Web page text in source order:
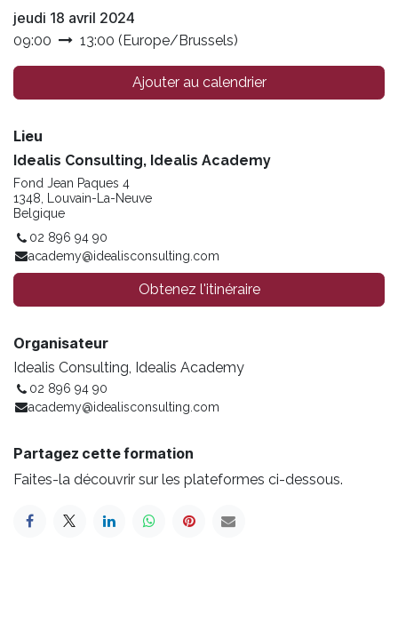
jeudi 18 avril 2024
09:00 13:00 (Europe/Brussels)
Ajouter au calendrier
Lieu
Idealis Consulting, Idealis Academy
Fond Jean Paques 4
1348, Louvain-La-Neuve
Belgique
02 896 94 90
academy@idealisconsulting.com
Obtenez l'itinéraire
Organisateur
Idealis Consulting, Idealis Academy
02 896 94 90
academy@idealisconsulting.com
Partagez cette formation
Faites-la découvrir sur les plateformes ci-dessous.